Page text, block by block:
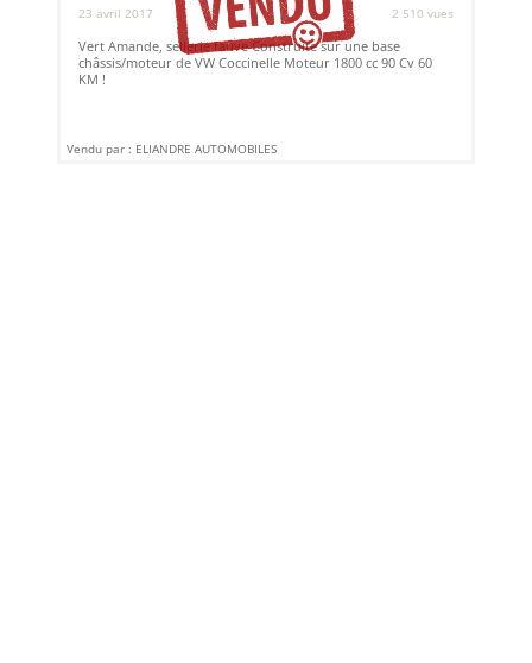
23 avril 2017
2 510 vues
Vert Amande, sellerie fauve Construite sur une base
châssis/moteur de VW Coccinelle Moteur 1800 cc 90 Cv 60
KM !
Vendu par : ELIANDRE AUTOMOBILES